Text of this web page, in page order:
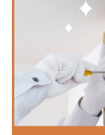
ークインフラが実現
は、プロの提案を取
操作性向上へ導く
スマートホームの
です。家族全員が直